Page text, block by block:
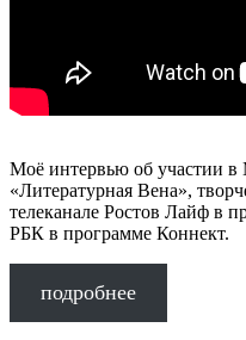
Моё интервью об участии
«Литературная Вена»,
телеканале Ростов Лайф в
РБК в программе Коннект.
подробнее